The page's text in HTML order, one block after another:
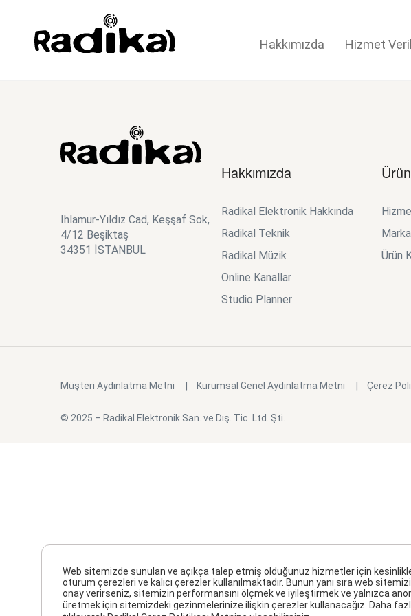
Hakkımızda Hizmet
Ihlamur-Yıldız Cad, Keşşaf Sok,
4/12 Beşiktaş
34351 İSTANBUL
Hakkımızda
Radikal Elektronik Hakkında
Radikal Teknik
Radikal Müzik
Online Kanallar
Studio Planner
Ürün
Müşteri Aydınlatma Metni Kurumsal Genel Aydınlatma Metni Çerez
© 2025 – Radikal Elektronik San. ve Dış. Tic. Ltd. Şti.
Web sitemizde sunulan ve açıkça talep etmiş olduğunuz hizmetler için
oturum çerezleri ve kalıcı çerezler kullanılmaktadır. Bunun yanı sıra web
onay verirseniz, sitemizin performansını ölçmek ve iyileştirmek ve yalnızca
üretmek için sitemizdeki gezinmelerinize ilişkin çerezler kullanacağız. Daha